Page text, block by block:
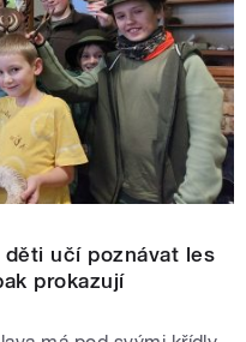
učí poznávat les
prokazují